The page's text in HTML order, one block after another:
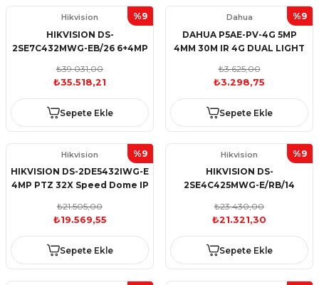
%9
Hikvision
HIKVISION DS-
2SE7C432MWG-EB/26 6+4MP
Panaromic Speed Dome
₺39.031,00
₺35.518,21
Sepete Ekle
%9
Dahua
DAHUA P5AE-PV-4G 5MP
4MM 30M IR 4G DUAL LIGHT
₺3.625,00
₺3.298,75
Sepete Ekle
%9
Hikvision
HIKVISION DS-2DE5432IWG-E
4MP PTZ 32X Speed Dome IP
₺21.505,00
₺19.569,55
Sepete Ekle
%9
Hikvision
HIKVISION DS-
2SE4C425MWG-E/RB/14
PTZ 25X TandemVu IP
₺23.430,00
₺21.321,30
Sepete Ekle